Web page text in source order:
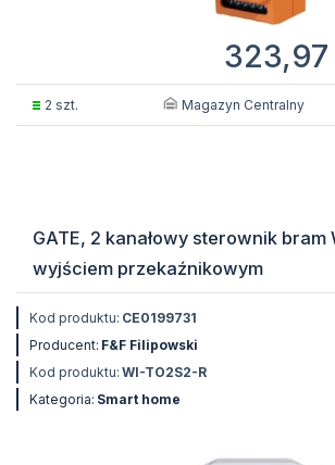
323,97
2 szt. Magazyn Centralny
GATE, 2 kanałowy sterownik bram
wyjściem przekaźnikowym
Kod produktu: CE0199731
Producent: F&F Filipowski
Kod produktu: WI-TO2S2-R
Kategoria: Smart home